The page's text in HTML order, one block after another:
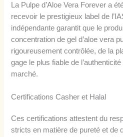
La Pulpe d’Aloe Vera Forever a
recevoir le prestigieux label de
indépendante garantit que le
concentration de gel d’aloe vera
rigoureusement contrôlée, de la
gage le plus fiable de
marché.
Certifications Casher et Halal
Ces certifications attestent du
stricts en matière de pureté et de